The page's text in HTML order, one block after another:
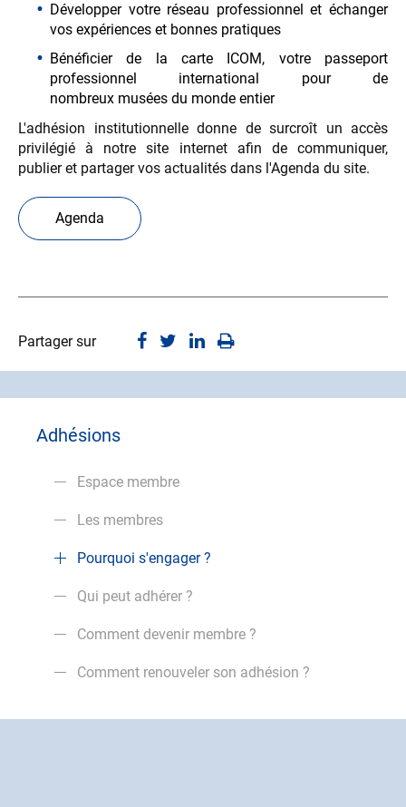
Développer votre réseau professionnel et échanger
vos expériences et bonnes pratiques
Bénéficier de la carte ICOM, votre passeport
professionnel international pour de
nombreux musées du monde entier
L'adhésion institutionnelle donne de surcroît un accès
privilégié à notre site internet afin de communiquer,
publier et partager vos actualités dans l'Agenda du site.
Agenda
Partager sur
Adhésions
Espace membre
Les membres
Pourquoi s'engager ?
Qui peut adhérer ?
Comment devenir membre ?
Comment renouveler son adhésion ?